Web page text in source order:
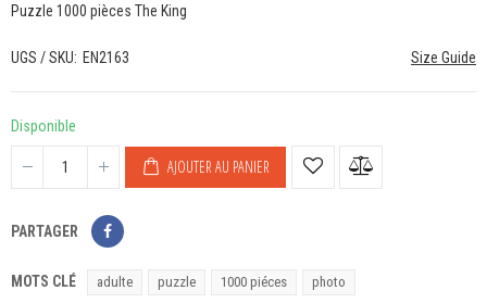
Puzzle 1000 pièces The King
Size Guide
UGS / SKU EN2163
Disponible
AJOUTER AU PANIER
PARTAGER
MOTS CLÉ adulte puzzle 1000 piéces photo